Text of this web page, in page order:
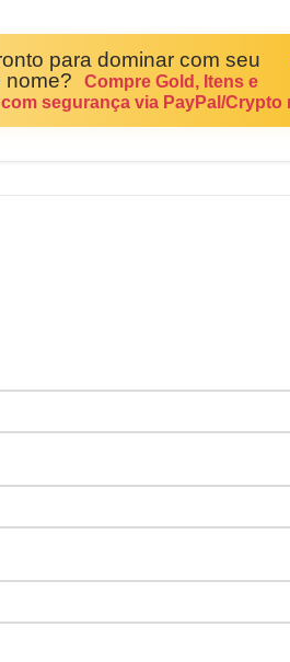
para dominar com seu
nome?
Compre Gold, Itens e
segurança via PayPal/Crypto